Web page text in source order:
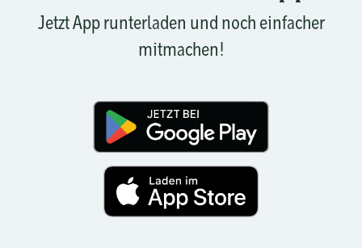
Jetzt App runterladen und noch einfacher
mitmachen!